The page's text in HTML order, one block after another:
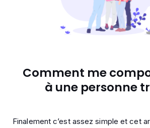
Comment me
à une personne
Finalement c’est assez simple et cet